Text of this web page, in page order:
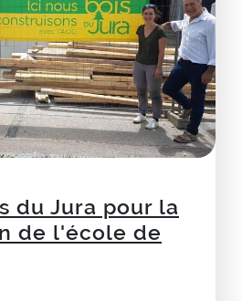
du Jura pour la
de l'école de